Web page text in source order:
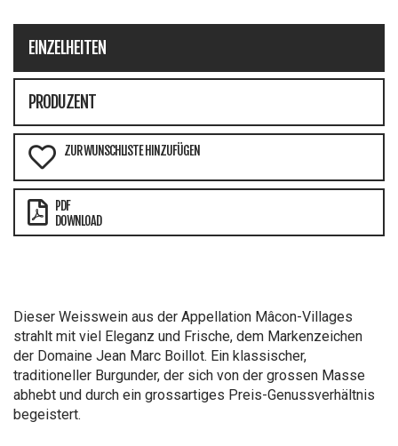
EINZELHEITEN
PRODUZENT
ZUR WUNSCHLISTE HINZUFÜGEN
PDF
DOWNLOAD
Dieser Weisswein aus der Appellation Mâcon-Villages
strahlt mit viel Eleganz und Frische, dem Markenzeichen
der Domaine Jean Marc Boillot. Ein klassischer,
traditioneller Burgunder, der sich von der grossen Masse
abhebt und durch ein grossartiges Preis-Genussverhältnis
begeistert.